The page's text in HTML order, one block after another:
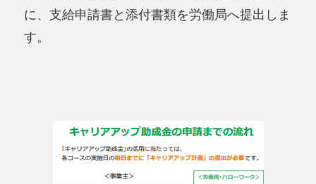
に、支給申請書と添付書類を労働局へ提出しま
す。